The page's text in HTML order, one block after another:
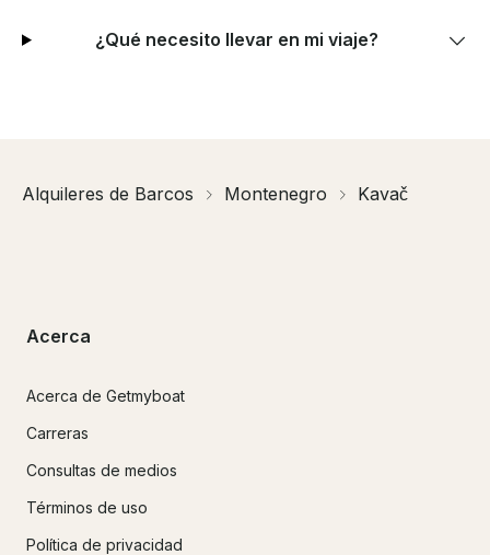
¿Qué necesito llevar en mi viaje?
Alquileres de Barcos Montenegro Kavač
Acerca
Acerca de Getmyboat
Carreras
Consultas de medios
Términos de uso
Política de privacidad